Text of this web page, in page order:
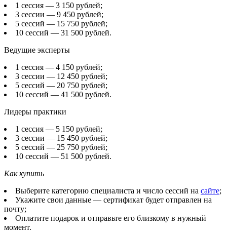
1 сессия — 3 150 рублей;
3 сессии — 9 450 рублей;
5 сессий — 15 750 рублей;
10 сессий — 31 500 рублей.
Ведущие эксперты
1 сессия — 4 150 рублей;
3 сессии — 12 450 рублей;
5 сессий — 20 750 рублей;
10 сессий — 41 500 рублей.
Лидеры практики
1 сессия — 5 150 рублей;
3 сессии — 15 450 рублей;
5 сессий — 25 750 рублей;
10 сессий — 51 500 рублей.
Как купить
Выберите категорию специалиста и число сессий на сайте;
Укажите свои данные — сертификат будет отправлен на
почту;
Оплатите подарок и отправьте его близкому в нужный
момент.